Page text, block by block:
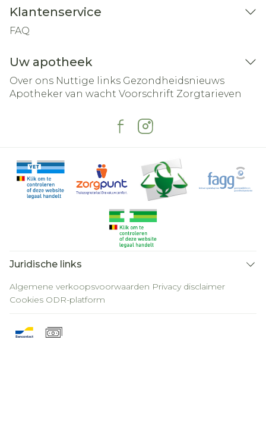
Klantenservice
FAQ
Uw apotheek
Over ons Nuttige links Gezondheidsnieuws
Apotheker van wacht Voorschrift Zorgtarieven
Juridische links
Algemene verkoopsvoorwaarden Privacy disclaimer
Cookies ODR-platform